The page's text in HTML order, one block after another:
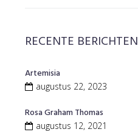
RECENTE BERICHTEN
Artemisia
augustus 22, 2023
Rosa Graham Thomas
augustus 12, 2021